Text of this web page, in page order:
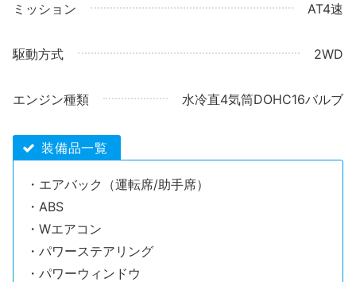
ミッション AT4速
駆動方式 2WD
エンジン種類 水冷直4気筒DOHC16バルブ
装備品一覧
・エアバック（運転席/助手席）
・ABS
・Wエアコン
・パワーステアリング
・パワーウィンドウ